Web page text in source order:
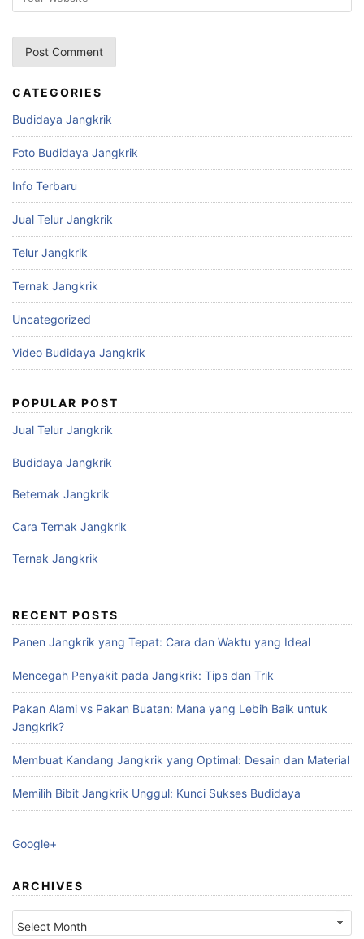
CATEGORIES
Budidaya Jangkrik
Foto Budidaya Jangkrik
Info Terbaru
Jual Telur Jangkrik
Telur Jangkrik
Ternak Jangkrik
Uncategorized
Video Budidaya Jangkrik
POPULAR POST
Jual Telur Jangkrik
Budidaya Jangkrik
Beternak Jangkrik
Cara Ternak Jangkrik
Ternak Jangkrik
RECENT POSTS
Panen Jangkrik yang Tepat: Cara dan Waktu yang Ideal
Mencegah Penyakit pada Jangkrik: Tips dan Trik
Pakan Alami vs Pakan Buatan: Mana yang Lebih Baik untuk
Jangkrik?
Membuat Kandang Jangkrik yang Optimal: Desain dan Material
Memilih Bibit Jangkrik Unggul: Kunci Sukses Budidaya
Google+
ARCHIVES
Archives